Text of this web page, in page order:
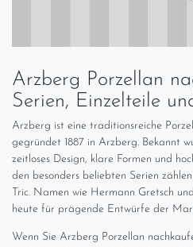
Arzberg Porzellan
Serien, Einzelteile
Arzberg ist eine traditionsreiche
gegründet 1887 in Arzberg. Bekannt
zeitloses Design, klare Formen und
den besonders beliebten Serien
Tric. Namen wie Hermann Gretsch
heute für prägende Entwürfe der
Wenn Sie Arzberg Porzellan